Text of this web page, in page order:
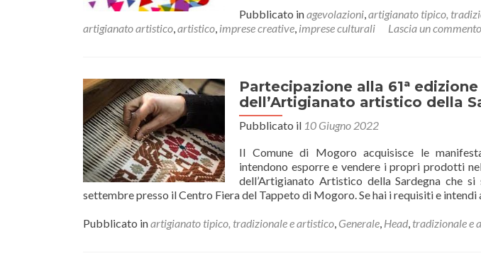
Pubblicato inagevolazioni,artigianato tipico,
artigianato artistico,artistico, imprese creative, imprese culturali Lascia un commento
Partecipazione alla 61ᵃ
dell’Artigianato artistico della
Pubblicato il 10 Giugno 2022
Il Comune di Mogoro acquisisce le
intendono esporre e vendere i propri prodotti
dell’Artigianato Artistico della Sardegna che
settembre presso il Centro Fiera del Tappeto di Mogoro. Se hai i requisiti e intendi
Pubblicato inartigianato tipico, tradizionale e artistico, Generale, Head, tradizionale e